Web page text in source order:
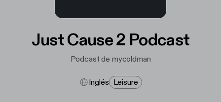
Just Cause 2 Podcast
Podcast de mycoldman
Inglés Leisure